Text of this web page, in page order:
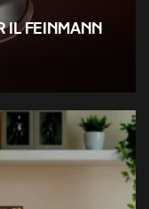
il Feinmann